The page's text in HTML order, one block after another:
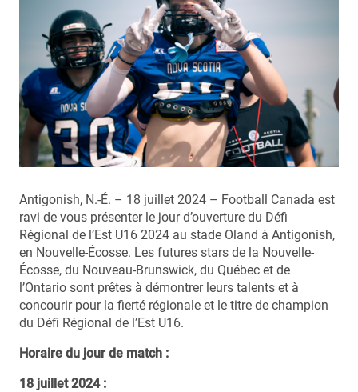
Antigonish, N.-É. – 18 juillet 2024 – Football Canada est
ravi de vous présenter le jour d’ouverture du Défi
Régional de l’Est U16 2024 au stade Oland à Antigonish,
en Nouvelle-Écosse. Les futures stars de la Nouvelle-
Écosse, du Nouveau-Brunswick, du Québec et de
l’Ontario sont prêtes à démontrer leurs talents et à
concourir pour la fierté régionale et le titre de champion
du Défi Régional de l’Est U16.
Horaire du jour de match :
18 juillet 2024 :